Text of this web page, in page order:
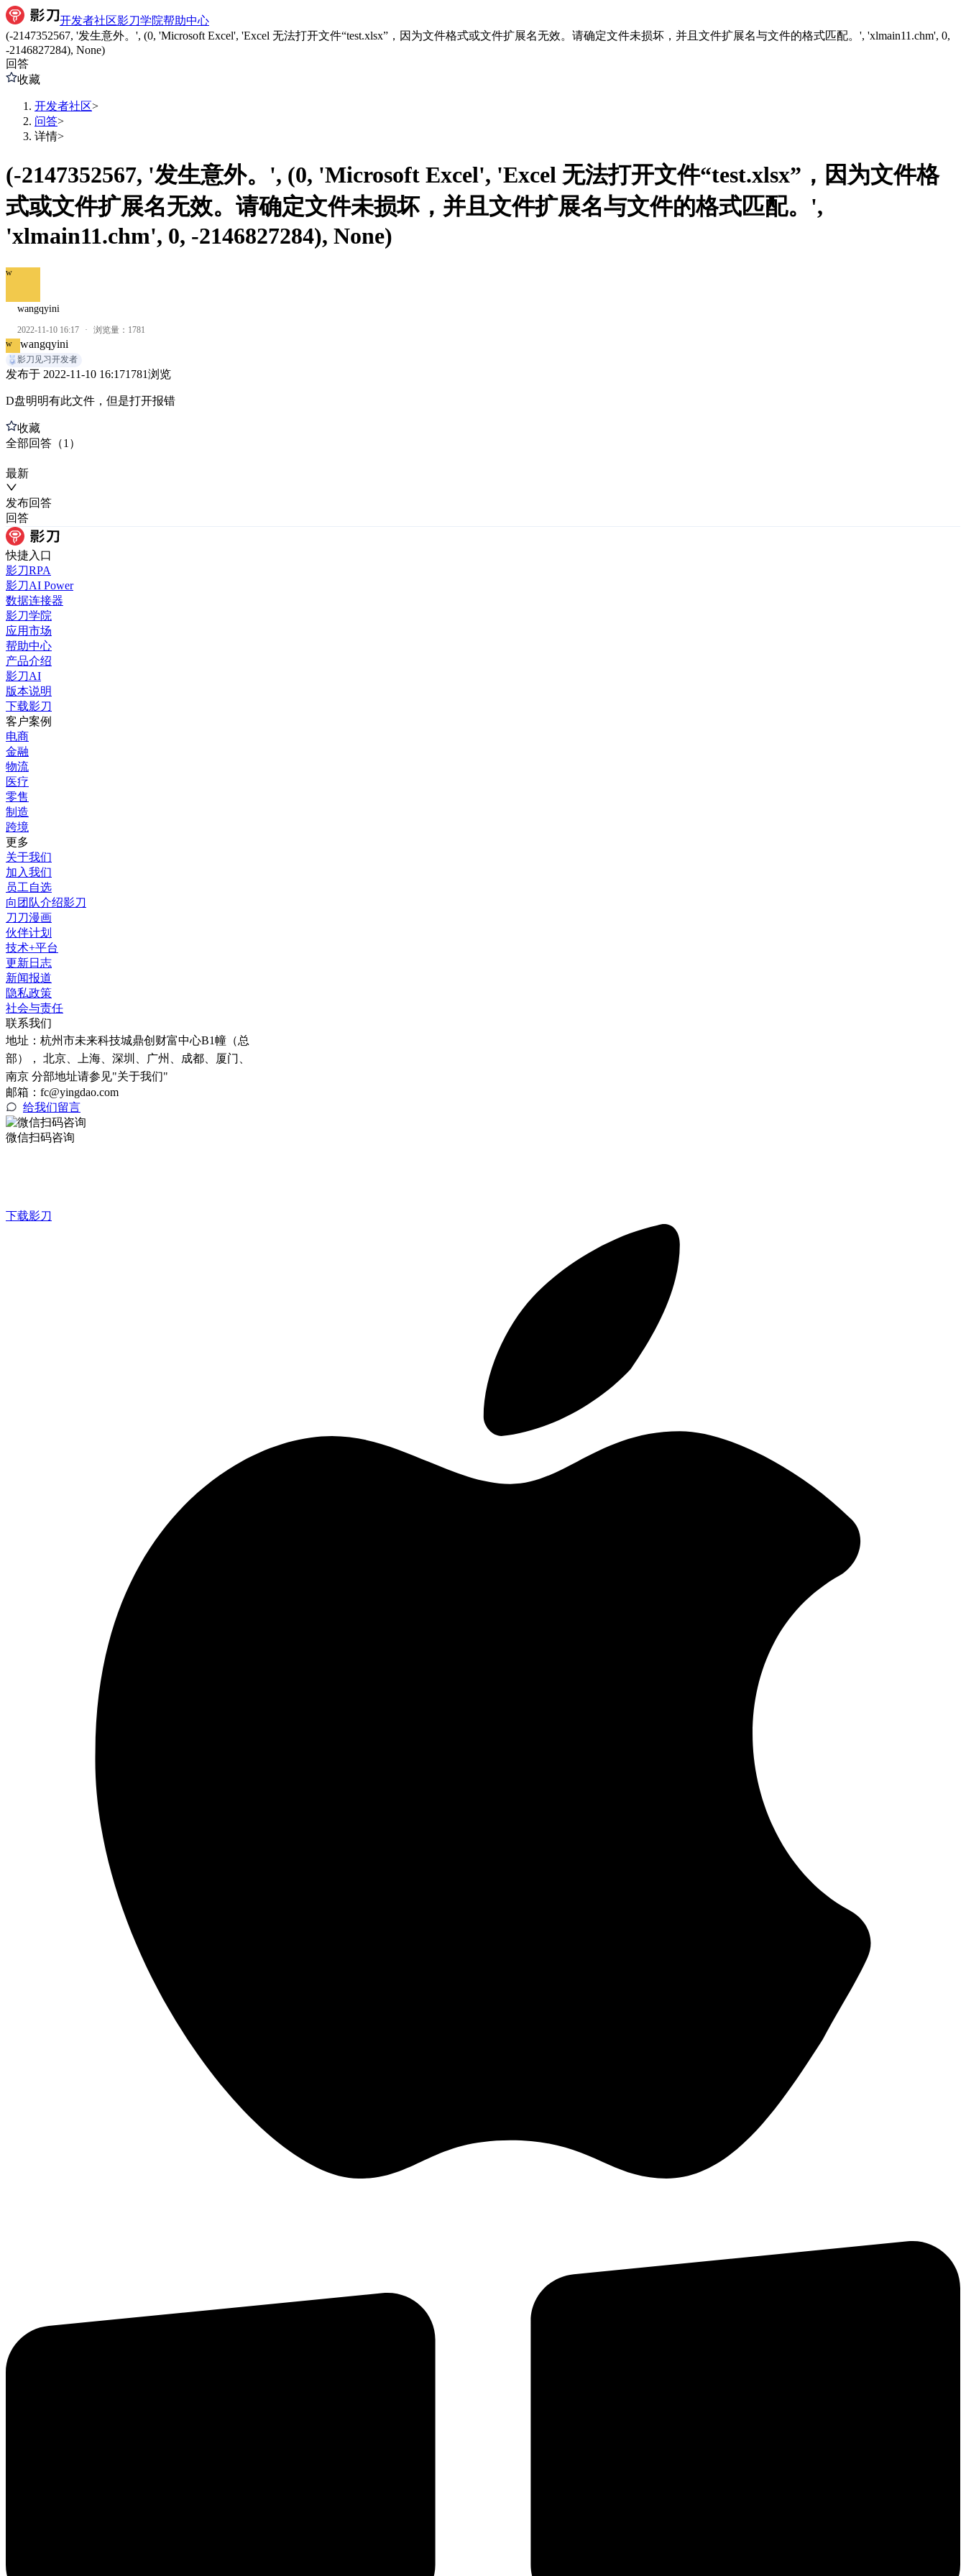
开发者社区影刀学院帮助中心
(-2147352567, '发生意外。', (0, 'Microsoft Excel', 'Excel 无法打开文件“test.xlsx”，因为文件格式或文件扩展名无效。请确定文件未损坏，并且文件扩展名与文件的格式匹配。', 'xlmain11.chm', 0,
-2146827284), None)
回答
收藏
开发者社区>
问答>
详情>
(-2147352567, '发生意外。', (0, 'Microsoft Excel', 'Excel 无法打开文件“test.xlsx”，因为文件格
式或文件扩展名无效。请确定文件未损坏，并且文件扩展名与文件的格式匹配。',
'xlmain11.chm', 0, -2146827284), None)
w
wangqyini
2022-11-10 16:17 · 浏览量： 1781
w
wangqyini
影刀见习开发者
发布于 2022-11-10 16:171781浏览
D盘明明有此文件，但是打开报错
收藏
全部回答 （1 ）
最新
发布回答
回答
快捷入口
影刀RPA
影刀AI Power
数据连接器
影刀学院
应用市场
帮助中心
产品介绍
影刀AI
版本说明
下载影刀
客户案例
电商
金融
物流
医疗
零售
制造
跨境
更多
关于我们
加入我们
员工自选
向团队介绍影刀
刀刀漫画
伙伴计划
技术+平台
更新日志
新闻报道
隐私政策
社会与责任
联系我们
地址： 杭州市未来科技城鼎创财富中心B1幢（总
部）， 北京、上海、深圳、广州、成都、厦门、
南京 分部地址请参见"关于我们"
邮箱：fc@yingdao.com
给我们留言
微信扫码咨询
下载影刀